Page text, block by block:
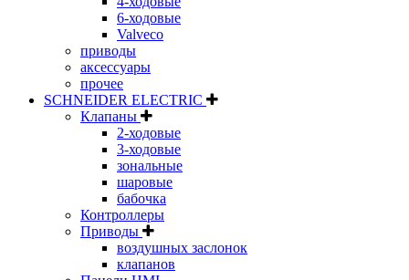
6-ходовые
Valveco
приводы
аксессуары
прочее
SCHNEIDER ELECTRIC
Клапаны
2-ходовые
3-ходовые
зональные
шаровые
бабочка
Контроллеры
Приводы
воздушных заслонок
клапанов